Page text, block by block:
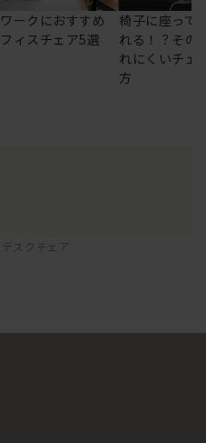
ークにおすすめ
ィスチェア5選
椅子に座って
れる！？その
れにくいチェ
方
スクチェア